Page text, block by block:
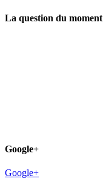
La question du moment
Google+
Google+